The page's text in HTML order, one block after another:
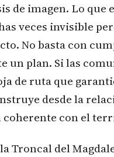
de imagen. Lo que
veces invisible
No basta con
plan. Si las
de ruta que
desde la
coherente con el
Troncal del